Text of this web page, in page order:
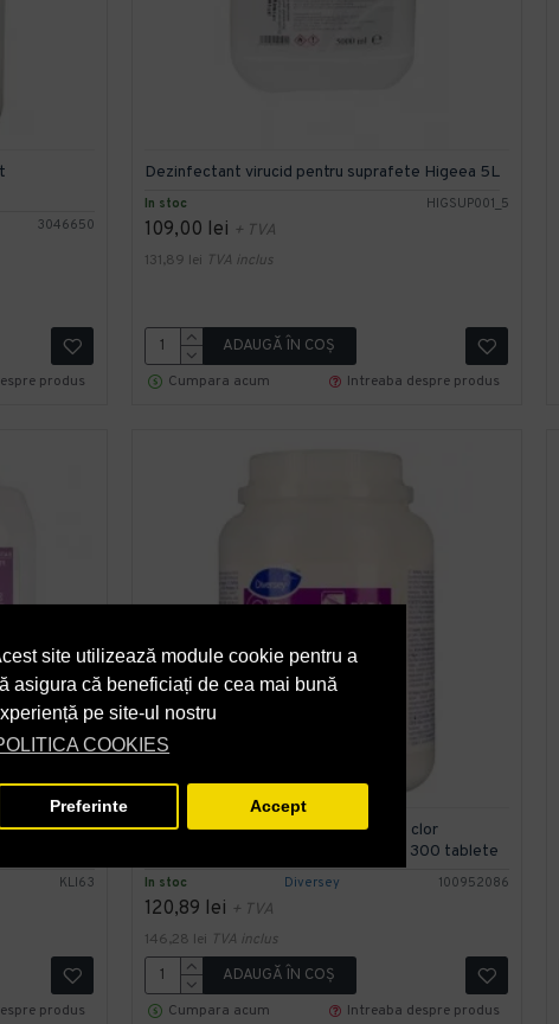
site utilizează module cookie pentru a
asigura că beneficiați de cea mai bună
pe site-ul nostru
COOKIES
Preferinte Accept
3046650
produs
In stoc HIGSUP001_5
Dezinfectant virucid pentru suprafete Higeea 5L
109,00 lei + TVA
131,89 lei TVA inclus
ADAUGĂ ÎN COŞ
Cumpara acum
Intreaba despre produs
KLI63
si
produs
In stoc Diversey 100952086
Dezinfectant concentrat pe baza de clor
(cloramina), Suma Tab D4, Diversey, 300 tablete
120,89 lei + TVA
146,28 lei TVA inclus
ADAUGĂ ÎN COŞ
Cumpara acum
Intreaba despre produs